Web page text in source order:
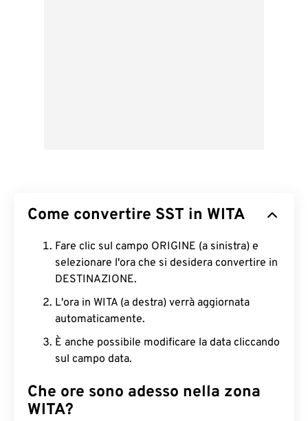
Come convertire SST in WITA
Fare clic sul campo ORIGINE (a sinistra) e
selezionare l'ora che si desidera convertire in
DESTINAZIONE.
L'ora in WITA (a destra) verrà aggiornata
automaticamente.
È anche possibile modificare la data cliccando
sul campo data.
Che ore sono adesso nella zona
WITA?